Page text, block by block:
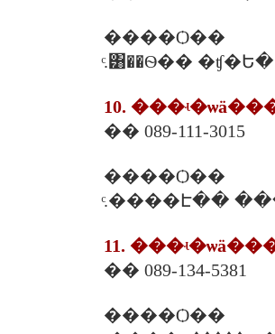
����Ѻ��
10.
�� 089-111-3015
����Ѻ��
ͨ.����Է��
11.
�� 089-134-5381
����Ѻ��